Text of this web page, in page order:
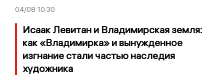
04/08 10:30
Исаак Левитан и Владимирская земля:
как «Владимирка» и вынужденное
изгнание стали частью наследия
художника